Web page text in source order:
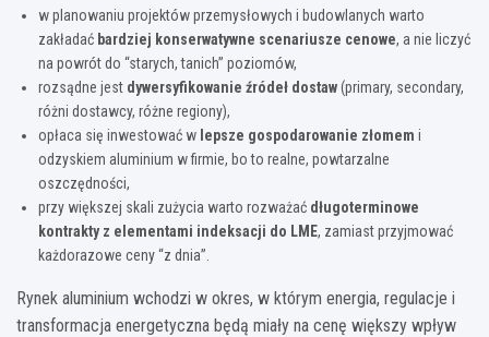
w planowaniu projektów przemysłowych i budowlanych warto
zakładać bardziej konserwatywne scenariusze cenowe, a nie liczyć
na powrót do “starych, tanich” poziomów,
rozsądne jest dywersyfikowanie źródeł dostaw(primary, secondary,
różni dostawcy, różne regiony),
opłaca się inwestować w lepsze gospodarowanie złomem i
odzyskiem aluminium w firmie, bo to realne, powtarzalne
oszczędności,
przy większej skali zużycia warto rozważać długoterminowe
kontrakty z elementami indeksacji do LME, zamiast przyjmować
każdorazowe ceny “z dnia”.
Rynek aluminium wchodzi w okres, w którym energia, regulacje i
transformacja energetyczna będą miały na cenę większy wpływ